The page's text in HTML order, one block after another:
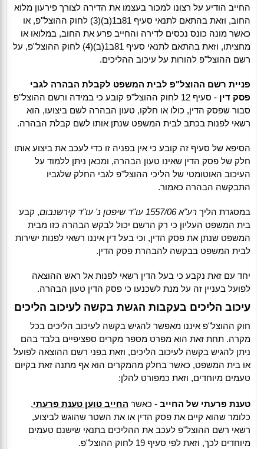
החייב הודיע על רצונו למכור בעצמו את הדירה לצורך פירעון מלוא
החוב, וזאת בהתאם לתנאי סעיף 81ב1(ב)(3) לחוק ההוצל"פ, או
כאשר מונה כונס נכסים לדירה והחייב פרע את החוב, במלואו או
מחציתו, וזאת בהתאם לתנאי סעיף 81ב1(ב)(4) לחוק ההוצל"פ, על
רשם ההוצל"פ להורות על עיכוב ההליכים.
פניית רשם ההוצל"פ לבית המשפט לקבלת הבהרה לגבי
פסק דין
- סעיף 12 לחוק ההוצל"פ קובע כי במידה ורשם ההוצל"פ
סבור שפסק הדין, כולו או חלקו, טעון הבהרה לשם ביצועו, הוא
רשאי לפנות בכתב לבית המשפט שנתן אותו לשם קבלת הבהרה.
הסיפא של סעיף זה קובע כי אין בפניה זו כדי לעכב את ביצוע אותו
חלק של פסק הדין שאינו טעון הבהרה, ומכאן ניתן ללמוד על
העיכוב האוטומטי של הליכי ההוצל"פ לגבי החלק שלגביו
התבקשה הבהרה כאמור.
במסגרת הליךרע"א 1557/06 עו"ד שיפטן נ' עו"ד קירשנבום
, קבע
בית המשפט העליון כי רק הרשם יכול לבקש הבהרה כזו מבית
המשפט שנתן את פסק הדין, וכי בעל דין איננו רשאי לפנות ישירות
לבית המשפט בבקשה להבהרת פסק הדין.
יחד עם זאת נקבע כי בעל הדין רשאי לפנות אל ראש ההוצאה
לפועל בעניין זה על מנת לשכנעו כי פסק הדין טעון הבהרה.
עיכוב הליכים בעקבות הגשת בקשה לעיכוב הליכים
חוק ההוצל"פ איננו מאפשר להגיש בקשה לעיכוב הליכים בכל
מקרה. תחת זאת הוא מפרט מספר מקרים ספציפיים בלבד בהם
ניתן להגיש בקשה לעיכוב הליכים, וזאת בפני רשם ההוצאה לפועל
או בית המשפט, כאשר בחלק מהמקרים הוא אף מתנה זאת בקיום
טעמים מיוחדים, וזאת כמפורט להלן:
טענת פרעתי של החייב - כאשר החייב טוען טענת פרעתי,
כלומר שהוא קיים את פסק הדין או את השטר שהוגש לביצוע,
רשאי רשם ההוצל"פ לעכב את ההליכים בתנאי שישנם טעמים
מיוחדים לכך, וזאת לפי סעיף 19 לחוק ההוצל"פ.